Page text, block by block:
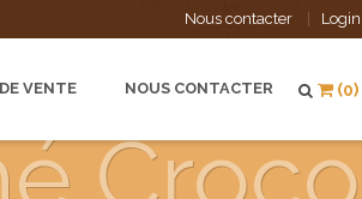
Nous contacter Login
VENTE NOUS CONTACTER (0)